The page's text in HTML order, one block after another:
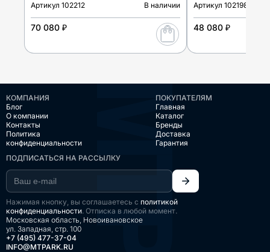
Артикул 102212 В наличии
70 080 ₽
Артикул 102198
48 080 ₽
КОМПАНИЯ
Блог
О компании
Контакты
Политика
конфиденциальности
ПОКУПАТЕЛЯМ
Главная
Каталог
Бренды
Доставка
Гарантия
ПОДПИСАТЬСЯ НА РАССЫЛКУ
Нажимая кнопку, вы соглашаетесь с политикой
конфиденциальности. Отписка в любой момент.
Московская область, Новоивановское
ул. Западная, стр. 100
+7 (495) 477-37-04
INFO@MTPARK.RU